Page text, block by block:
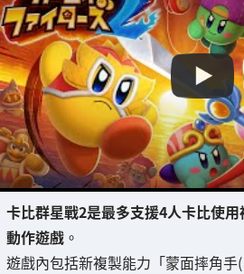
卡比群星戰2是最多支援4人卡比使
動作遊戲 。
遊戲內包括新複製能力「蒙面摔角